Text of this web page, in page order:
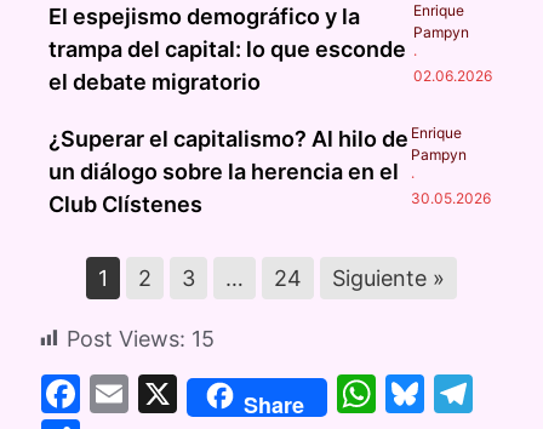
El espejismo demográfico y la
trampa del capital: lo que esconde
el debate migratorio
Enrique
Pampyn
·
02.06.2026
¿Superar el capitalismo? Al hilo de
un diálogo sobre la herencia en el
Club Clístenes
Enrique
Pampyn
·
30.05.2026
1 2 3 … 24 Siguiente »
Post Views: 15
F
E
X Share
W Bl